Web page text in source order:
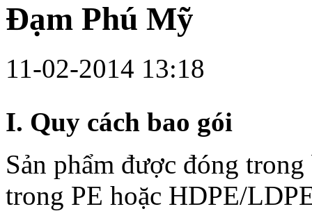
Đạm Phú Mỹ
11-02-2014 13:18
I. Quy cách bao gói
Sản phẩm được đóng
trong PE hoặc HDPE/